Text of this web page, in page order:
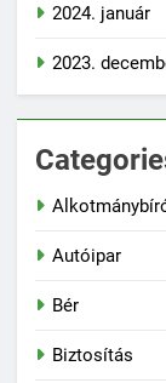
2024. január
2023.
Autóipar
Bér
Biztosítás